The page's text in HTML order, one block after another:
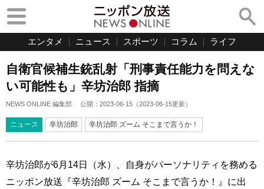
エンタメ ニュース スポーツ コラム ライフ
自衛官候補生銃乱射「刑事責任能力を問えな
い可能性も」辛坊治郎 指摘
NEWS ONLINE 編集部 公開： 2023-06-15 （2023-06-15更新）
ニュース 辛坊治郎 辛坊治郎 ズーム そこまで言うか！
辛坊治郎が6月14日（水）、自身がパーソナリティを務める
ニッポン放送『辛坊治郎 ズーム そこまで言うか！』に出